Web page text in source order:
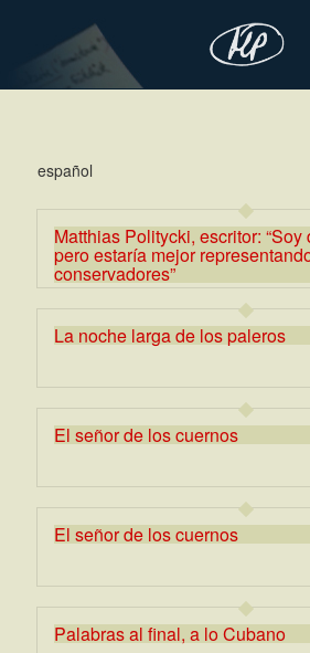
español
Matthias Politycki, escritor:
pero estaría mejor
conservadores”
La noche larga de los paleros
El señor de los cuernos
El señor de los cuernos
Palabras al final, a lo Cubano